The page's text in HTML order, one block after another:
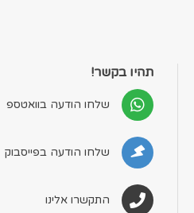
תהיו בקשר!
שלחו הודעה בוואטספ
שלחו הודעה בפייסבוק
התקשרו אלינו